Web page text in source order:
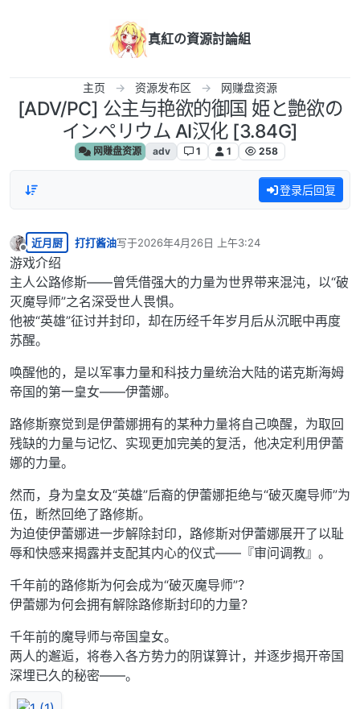
真紅の資源討論組
主页 资源发布区 网赚盘资源
[ADV/PC] 公主与艳欲的御国 姫と艶欲の
インペリウム AI汉化 [3.84G]
网赚盘资源 adv 1 1 258
登录后回复
离线
近月厨 打打酱油写于2026年4月26日 上午3:24
最后由 编辑
游戏介绍
主人公路修斯——曾凭借强大的力量为世界带来混沌，以“破
灭魔导师”之名深受世人畏惧。
他被“英雄”征讨并封印，却在历经千年岁月后从沉眠中再度
苏醒。
唤醒他的，是以军事力量和科技力量统治大陆的诺克斯海姆
帝国的第一皇女——伊蕾娜。
路修斯察觉到是伊蕾娜拥有的某种力量将自己唤醒，为取回
残缺的力量与记忆、实现更加完美的复活，他决定利用伊蕾
娜的力量。
然而，身为皇女及“英雄”后裔的伊蕾娜拒绝与“破灭魔导师”为
伍，断然回绝了路修斯。
为迫使伊蕾娜进一步解除封印，路修斯对伊蕾娜展开了以耻
辱和快感来揭露并支配其内心的仪式——『审问调教』。
千年前的路修斯为何会成为“破灭魔导师”？
伊蕾娜为何会拥有解除路修斯封印的力量？
千年前的魔导师与帝国皇女。
两人的邂逅，将卷入各方势力的阴谋算计，并逐步揭开帝国
深埋已久的秘密——。